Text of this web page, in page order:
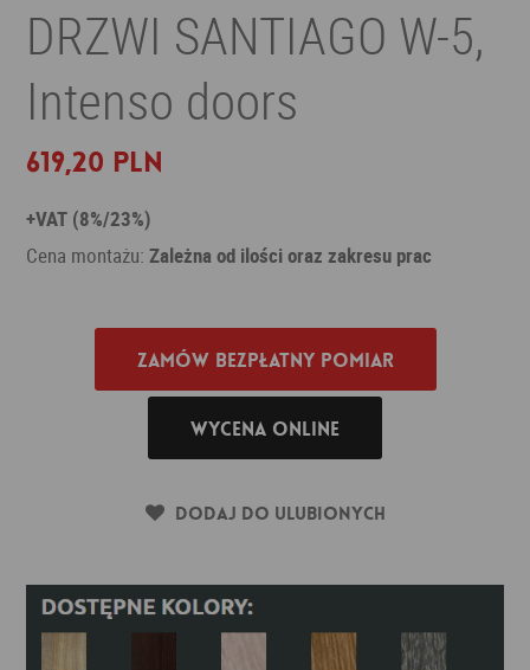
DRZWI SANTIAGO W-5,
Intenso doors
619,20 PLN
+VAT (8%/23%)
Cena montażu:Zależna od ilości oraz zakresu prac
Zamów bezpłatny pomiar
Wycena online
Dodaj do ulubionych